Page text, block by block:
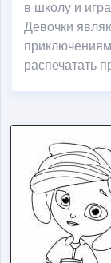
в школу и
Девочки
распечатать